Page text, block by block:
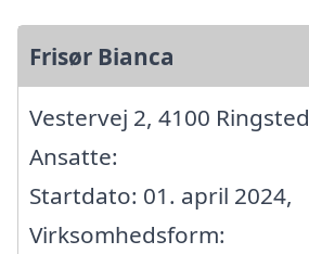
Frisør Bianca
Vestervej 2, 4100 Ringsted
Ansatte:
Startdato: 01. april 2024,
Virksomhedsform: